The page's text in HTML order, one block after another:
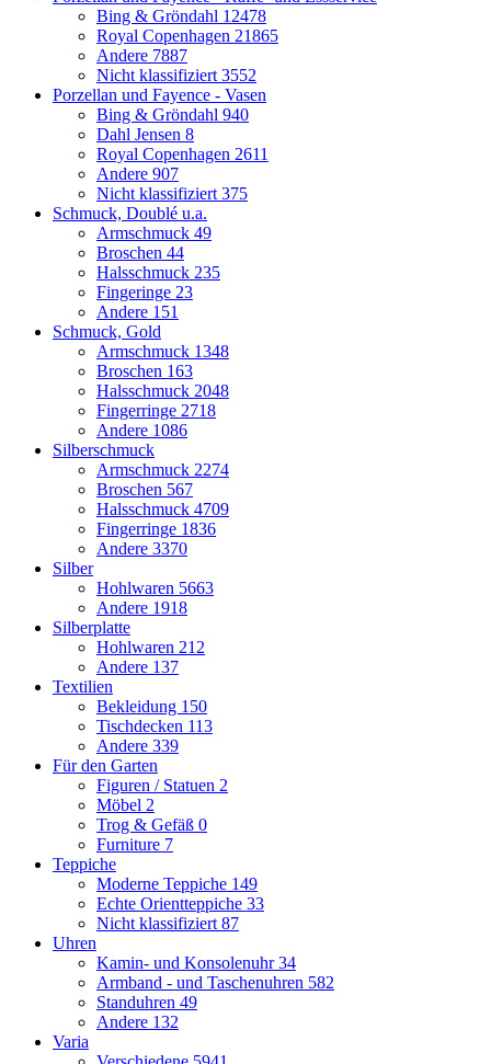
Bing & Gröndahl 12478
Royal Copenhagen 21865
Andere 7887
Nicht klassifiziert 3552
Porzellan und Fayence - Vasen
Bing & Gröndahl 940
Dahl Jensen 8
Royal Copenhagen 2611
Andere 907
Nicht klassifiziert 375
Schmuck, Doublé u.a.
Armschmuck 49
Broschen 44
Halsschmuck 235
Fingeringe 23
Andere 151
Schmuck, Gold
Armschmuck 1348
Broschen 163
Halsschmuck 2048
Fingerringe 2718
Andere 1086
Silberschmuck
Armschmuck 2274
Broschen 567
Halsschmuck 4709
Fingerringe 1836
Andere 3370
Silber
Hohlwaren 5663
Andere 1918
Silberplatte
Hohlwaren 212
Andere 137
Textilien
Bekleidung 150
Tischdecken 113
Andere 339
Für den Garten
Figuren / Statuen 2
Möbel 2
Trog & Gefäß 0
Furniture 7
Teppiche
Moderne Teppiche 149
Echte Orientteppiche 33
Nicht klassifiziert 87
Uhren
Kamin- und Konsolenuhr34
Armband - und Taschenuhren 582
Standuhren 49
Andere 132
Varia